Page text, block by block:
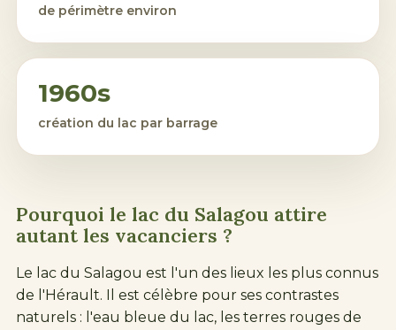
de périmètre environ
1960s
création du lac par barrage
Pourquoi le lac du Salagou attire
autant les vacanciers ?
Le lac du Salagou est l'un des lieux les plus connus
de l'Hérault. Il est célèbre pour ses contrastes
naturels : l'eau bleue du lac, les terres rouges de